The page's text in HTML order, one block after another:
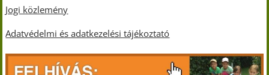
Jogi közlemény
Adatvédelmi és adatkezelési tájékoztató